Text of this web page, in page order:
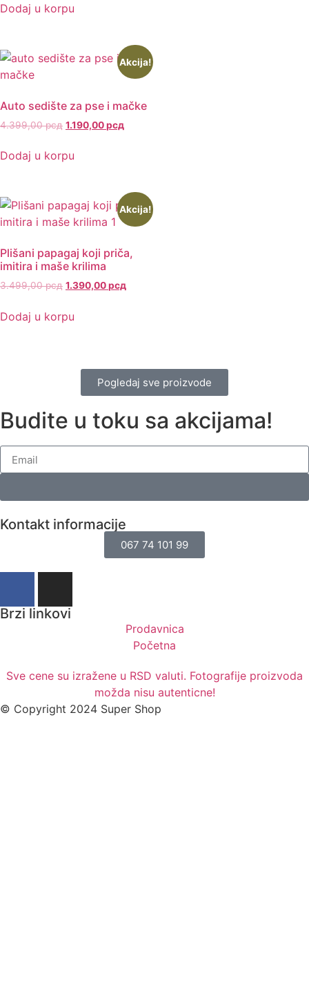
Dodaj u korpu
Akcija!
Auto sedište za pse i mačke
4.399,00рсд 1.190,00рсд
Dodaj u korpu
Akcija!
Plišani papagaj koji priča,
imitira i maše krilima
3.499,00рсд 1.390,00рсд
Dodaj u korpu
Pogledaj sve proizvode
Budite u toku sa akcijama!
Kontakt informacije
067 74 101 99
Brzi linkovi
Prodavnica
Početna
Sve cene su izražene u RSD valuti. Fotografije proizvoda
možda nisu autenticne!
© Copyright 2024 Super Shop